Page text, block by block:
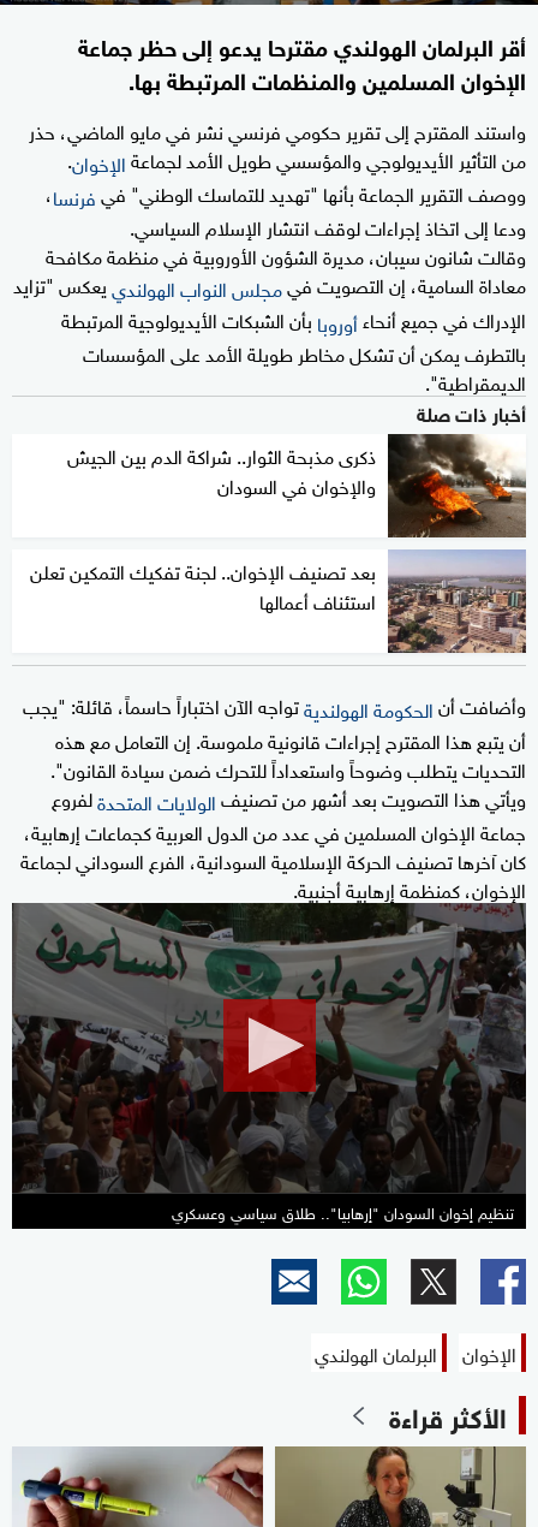
أقر البرلمان الهولندي مقترحا يدعو إلى حظر جماعة
الإخوان المسلمين والمنظمات المرتبطة بها.
واستند المقترح إلى تقرير حكومي فرنسي نشر في مايو الماضي، حذر
من التأثير الأيديولوجي والمؤسسي طويل الأمد لجماعةالإخوان.
ووصف التقرير الجماعة بأنها "تهديد للتماسك الوطني" فيفرنسا،
ودعا إلى اتخاذ إجراءات لوقف انتشار الإسلام السياسي.
وقالت شانون سيبان، مديرة الشؤون الأوروبية في منظمة مكافحة
معاداة السامية، إن التصويت فيمجلس النواب الهولندييعكس "تزايد
الإدراك في جميع أنحاءأوروبا بأن الشبكات الأيديولوجية المرتبطة
بالتطرف يمكن أن تشكل مخاطر طويلة الأمد على المؤسسات
الديمقراطية".
أخبار ذات صلة
ذكرى مذبحة الثوار.. شراكة الدم بين الجيش
والإخوان في السودان
بعد تصنيف الإخوان.. لجنة تفكيك التمكين تعلن
استئناف أعمالها
وأضافت أنالحكومة الهولنديةتواجه الآن اختباراً حاسماً، قائلة: "يجب
أن يتبع هذا المقترح إجراءات قانونية ملموسة. إن التعامل مع هذه
التحديات يتطلب وضوحاً واستعداداً للتحرك ضمن سيادة القانون".
ويأتي هذا التصويت بعد أشهر من تصنيفالولايات المتحدةلفروع
جماعة الإخوان المسلمين في عدد من الدول العربية كجماعات إرهابية،
كان آخرها تصنيف الحركة الإسلامية السودانية، الفرع السوداني لجماعة
الإخوان، كمنظمة إرهابية أجنبية.
seconds
minutes,
22
seconds
تنظيم إخوان السودان "إرهابيا".. طلاق سياسي وعسكري
الإخوان البرلمان الهولندي
الأكثر قراءة